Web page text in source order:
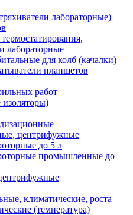
лабораторные)
лабораторные
для колб (качалки)
планшетов
работ
изоляторы)
центрифужные
до 5 л
промышленные до
климатические, роста
(температура)